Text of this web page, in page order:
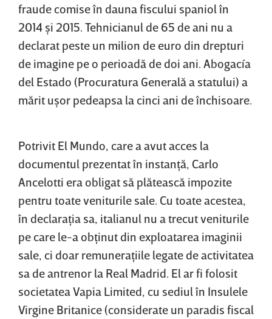
fraude comise în dauna fiscului spaniol în
2014 şi 2015. Tehnicianul de 65 de ani nu a
declarat peste un milion de euro din drepturi
de imagine pe o perioadă de doi ani. Abogacía
del Estado (Procuratura Generală a statului) a
mărit uşor pedeapsa la cinci ani de închisoare.
Potrivit El Mundo, care a avut acces la
documentul prezentat în instanţă, Carlo
Ancelotti era obligat să plătească impozite
pentru toate veniturile sale. Cu toate acestea,
în declaraţia sa, italianul nu a trecut veniturile
pe care le-a obţinut din exploatarea imaginii
sale, ci doar remuneraţiile legate de activitatea
sa de antrenor la Real Madrid. El ar fi folosit
societatea Vapia Limited, cu sediul în Insulele
Virgine Britanice (considerate un paradis fiscal